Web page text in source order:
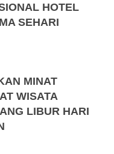
HOTEL
SEHARI
MINAT
WISATA
LIBUR HARI